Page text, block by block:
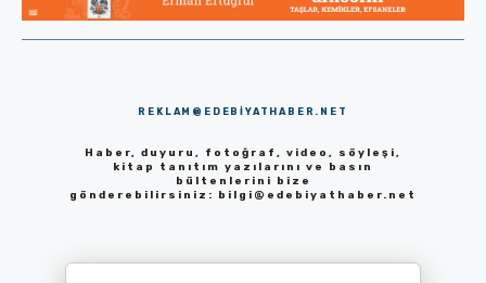
REKLAM@EDEBIYATHABER.NET
Haber, duyuru, fotoğraf, video, söyleşi,
kitap tanıtım yazılarını ve basın
bültenlerini bize
gönderebilirsiniz: bilgi@edebiyathaber.net